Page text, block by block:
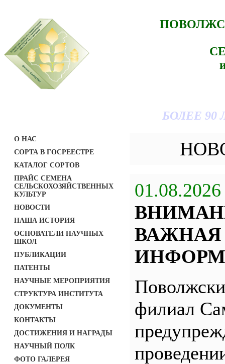
БОЛЕЕ
О НАС
СОРТА В ГОСРЕЕСТРЕ
КАТАЛОГ СОРТОВ
ПРАЙС СЕМЕНА
СЕЛЬСКОХОЗЯЙСТВЕННЫХ
КУЛЬТУР
НОВОСТИ
НАША ИСТОРИЯ
ОСНОВАТЕЛИ НАУЧНЫХ
ШКОЛ
ПУБЛИКАЦИИ
ПАТЕНТЫ
НАУЧНЫЕ МЕРОПРИЯТИЯ
СТРУКТУРА ИНСТИТУТА
ДОКУМЕНТЫ
КОНТАКТЫ
ДОСТИЖЕНИЯ И НАГРАДЫ
НАУЧНЫЙ ПОЛК
ФОТО ГАЛЕРЕЯ
01.08.2026
ВАЖНАЯ
филиал